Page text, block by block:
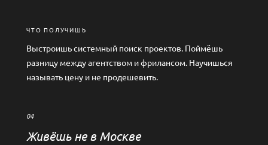
ЧТО ПОЛУЧИШЬ
Выстроишь системный поиск проектов. Поймёшь
разницу между агентством и фрилансом. Научишься
называть цену и не продешевить.
04
Живёшь не в Москве